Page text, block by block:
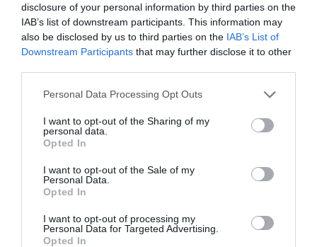
disclosure of your personal information by third parties on the
IAB’s list of downstream participants. This information may
also be disclosed by us to third parties on the IAB’s List of
Downstream Participants that may further disclose it to other
Personal Data Processing Opt Outs
I want to opt-out of the Sharing of my
personal data.
Opted In
I want to opt-out of the Sale of my
Personal Data.
Opted In
I want to opt-out of processing my
Personal Data for Targeted Advertising.
Opted In
"Cal suport institucional,
apostes formatives, i una
mirada estratègica de país.
No podem competir només
amb costos; hem de
competir amb idees"
L’èxit no vindrà de fer jocs gegants, sinó de fer
jocs amb ànima, que facin gaudir a l’audiència, i
impactin a la resta del món. I això, aquí, en sabem